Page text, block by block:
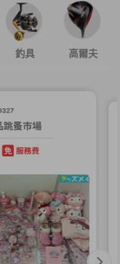
釣具 高爾夫